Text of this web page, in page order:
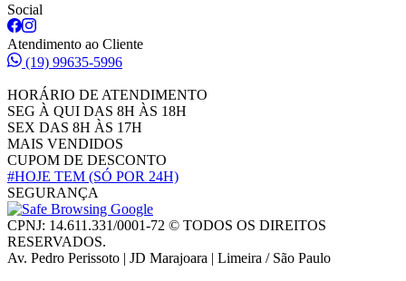
Social
Atendimento ao Cliente
(19) 99635-5996
HORÁRIO DE ATENDIMENTO
SEG À QUI DAS 8H ÀS 18H
SEX DAS 8H ÀS 17H
MAIS VENDIDOS
CUPOM DE DESCONTO
#HOJE TEM (SÓ POR 24H)
SEGURANÇA
CPNJ: 14.611.331/0001-72 © TODOS OS DIREITOS
RESERVADOS.
Av. Pedro Perissoto | JD Marajoara | Limeira / São Paulo